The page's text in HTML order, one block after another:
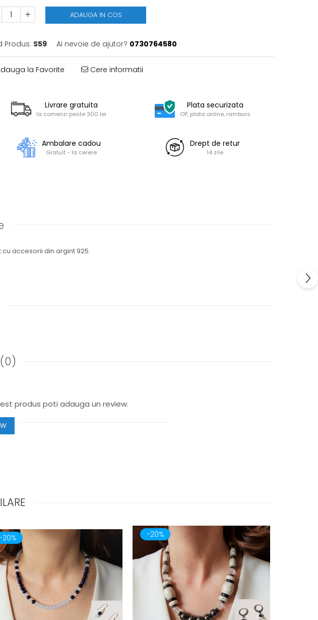
ADAUGA IN COS
Produs: S59 Ai nevoie de ajutor? 0730764580
la Favorite Cere informatii
Livrare gratuita
la comenzi peste 300 lei
Plata securizata
OP, plata online, ramburs
Ambalare cadou
Gratuit - la cerere
Drept de retur
14 zile
accesorii din argint 925.
(0)
produs poti adauga un review.
-20%